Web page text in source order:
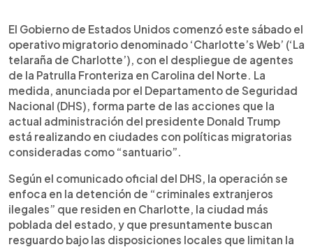
► Escuchar artículo
El Gobierno de Estados Unidos inició el operativo
migratorio ‘Charlotte’s Web’ en Carolina del
Norte, con el despliegue de la Patrulla Fronteriza
en Charlotte, su ciudad más grande. Según el
Departamento de Seguridad Nacional (DHS), la
acción se enfoca en detener a “criminales
extranjeros ilegales” amparados en políticas
santuario. El operativo generó protestas
ciudadanas y rechazo de autoridades locales,
quienes denunciaron temor e incertidumbre en la
comunidad migrante. Aunque no se informó el
número de arrestos, la acción se enmarca en una
política nacional que ya ha dejado miles de
deportaciones en otras ciudades como Los
Ángeles y Chicago este año.
El Gobierno de Estados Unidos comenzó este sábado el
operativo migratorio denominado ‘Charlotte’s Web’ (‘La
telaraña de Charlotte’), con el despliegue de agentes
de la Patrulla Fronteriza en Carolina del Norte. La
medida, anunciada por el Departamento de Seguridad
Nacional (DHS), forma parte de las acciones que la
actual administración del presidente Donald Trump
está realizando en ciudades con políticas migratorias
consideradas como “santuario”.
Según el comunicado oficial del DHS, la operación se
enfoca en la detención de “criminales extranjeros
ilegales” que residen en Charlotte, la ciudad más
poblada del estado, y que presuntamente buscan
resguardo bajo las disposiciones locales que limitan la